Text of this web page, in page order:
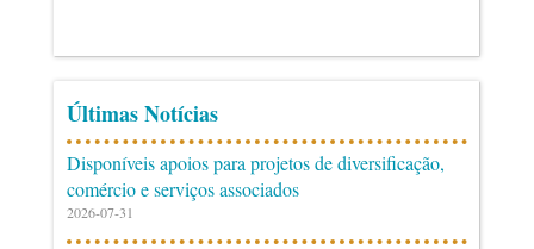
Últimas Notícias
Disponíveis apoios para projetos de diversificação,
comércio e serviços associados
2026-07-31